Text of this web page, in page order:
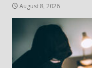
August 8, 2026